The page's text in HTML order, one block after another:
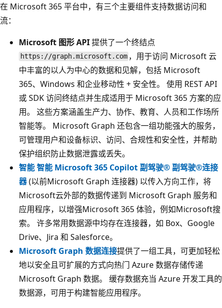
在 Microsoft 365 平台中，有三个主要组件支持数据访问和
流：
Microsoft 图形 API提供了一个终结点
https://graph.microsoft.com ，用于访问 Microsoft 云
中丰富的以人为中心的数据和见解，包括 Microsoft
365、Windows 和企业移动性 + 安全性。 使用 REST API
或 SDK 访问终结点并生成适用于 Microsoft 365 方案的应
用。 这些方案涵盖生产力、协作、教育、人员和工作场所
智能等。 Microsoft Graph 还包含一组功能强大的服务，
可管理用户和设备标识、访问、合规性和安全性，并帮助
保护组织防止数据泄露或丢失。
智能 智能 Microsoft 365 Copilot 副驾驶® 副驾驶®连接
器(以前Microsoft Graph 连接器) 以传入方向工作，将
Microsoft云外部的数据传递到 Microsoft Graph 服务和
应用程序，以增强Microsoft 365 体验，例如Microsoft搜
索。 许多常用数据源中均存在连接器，如 Box、Google
Drive、Jira 和 Salesforce。
Microsoft Graph 数据连接提供了一组工具，可更加轻松
地以安全且可扩展的方式向热门 Azure 数据存储传递
Microsoft Graph 数据。 缓存数据充当 Azure 开发工具的
数据源，可用于构建智能应用程序。